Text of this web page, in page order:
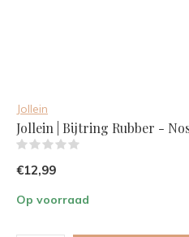
Jollein
Jollein | Bijtring Rubber -
€12,99
Op voorraad